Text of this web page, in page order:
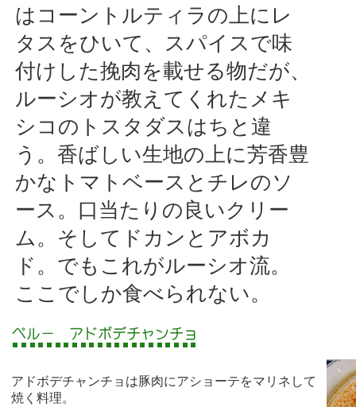
はコーントルティラの上にレ
タスをひいて、スパイスで味
付けした挽肉を載せる物だが、
ルーシオが教えてくれたメキ
シコのトスタダスはちと違
う。香ばしい生地の上に芳香豊
かなトマトベースとチレのソ
ース。口当たりの良いクリー
ム。そしてドカンとアボカ
ド。でもこれがルーシオ流。
ここでしか食べられない。
アドボデチャンチョは豚肉にアショーテをマリネして
焼く料理。